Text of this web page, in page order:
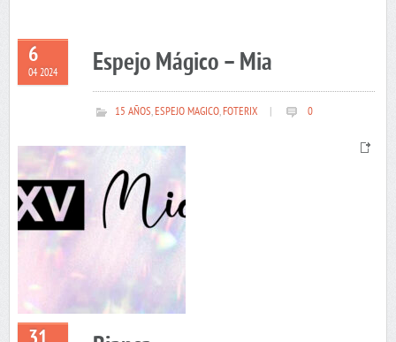
6
04 2024 Espejo Mágico – Mia
15 AÑOS,ESPEJO MAGICO,FOTERIX 0